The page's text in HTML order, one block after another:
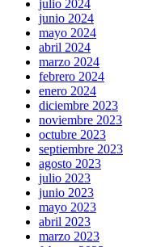
julio 2024
junio 2024
mayo 2024
abril 2024
marzo 2024
febrero 2024
enero 2024
diciembre 2023
noviembre 2023
octubre 2023
septiembre 2023
agosto 2023
julio 2023
junio 2023
mayo 2023
abril 2023
marzo 2023